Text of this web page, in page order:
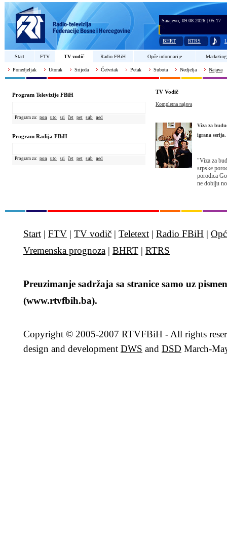
Sarajevo, 09.08.2026 | 05:17
BHRT RTRS
Start FTV TV vodič Radio FBiH Opće informacije Marketing
Ponedjeljak Utorak Srijeda Četvrtak Petak Subota Nedjelja Najava
Program Televizije FBiH
Program za: pon uto sri čet pet sub ned
Program Radija FBiH
Program za: pon uto sri čet pet sub ned
TV Vodič
Kompletna najava
Viza za
igrana serija,
"Viza za
srpske
porodica
ne dobiju
Start | FTV | TV vodič | Teletext | Radio FBiH |
Vremenska prognoza | BHRT | RTRS
Preuzimanje sadržaja sa stranice samo uz
(www.rtvfbih.ba).
Copyright © 2005-2007 RTVFBiH - All rights
design and development DWS and DSD March-